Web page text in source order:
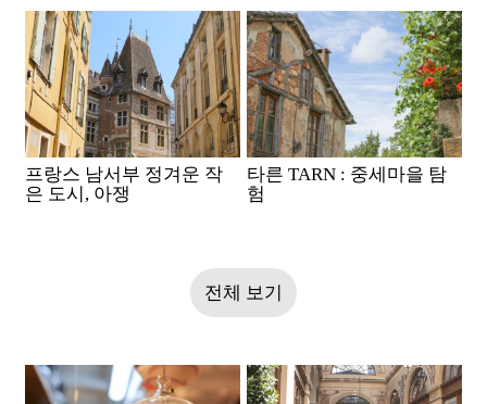
프랑스 남서부 정겨운 작
은 도시, 아쟁
타른 TARN : 중세마을 탐
험
전체 보기